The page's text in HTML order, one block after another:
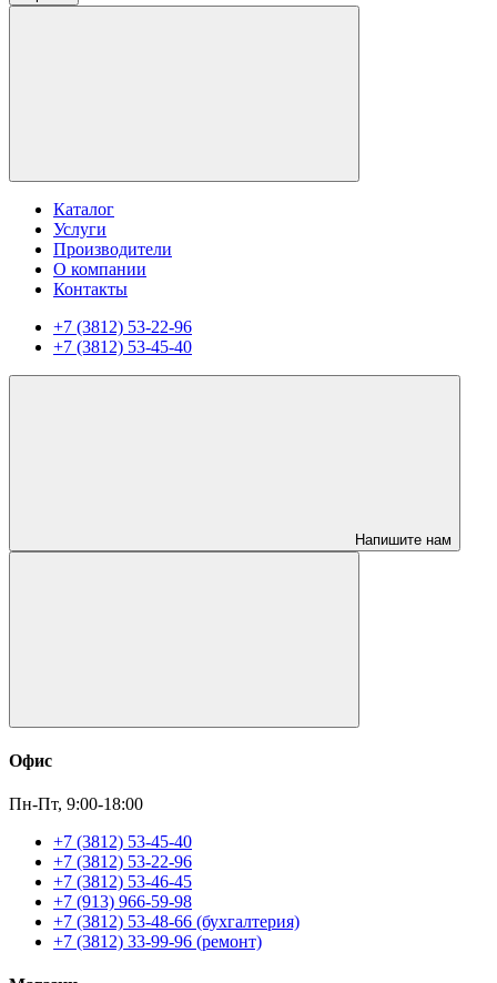
Каталог
Услуги
Производители
О компании
Контакты
+7 (3812) 53-22-96
+7 (3812) 53-45-40
Напишите нам
Офис
Пн-Пт, 9:00-18:00
+7 (3812) 53-45-40
+7 (3812) 53-22-96
+7 (3812) 53-46-45
+7 (913) 966-59-98
+7 (3812) 53-48-66 (бухгалтерия)
+7 (3812) 33-99-96 (ремонт)